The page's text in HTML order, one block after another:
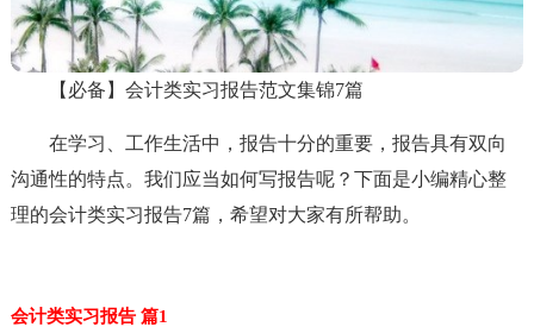
【必备】会计类实习报告范文集锦7篇
在学习、工作生活中，报告十分的重要，报告具有双向
沟通性的特点。我们应当如何写报告呢？下面是小编精心整
理的会计类实习报告7篇，希望对大家有所帮助。
会计类实习报告 篇1